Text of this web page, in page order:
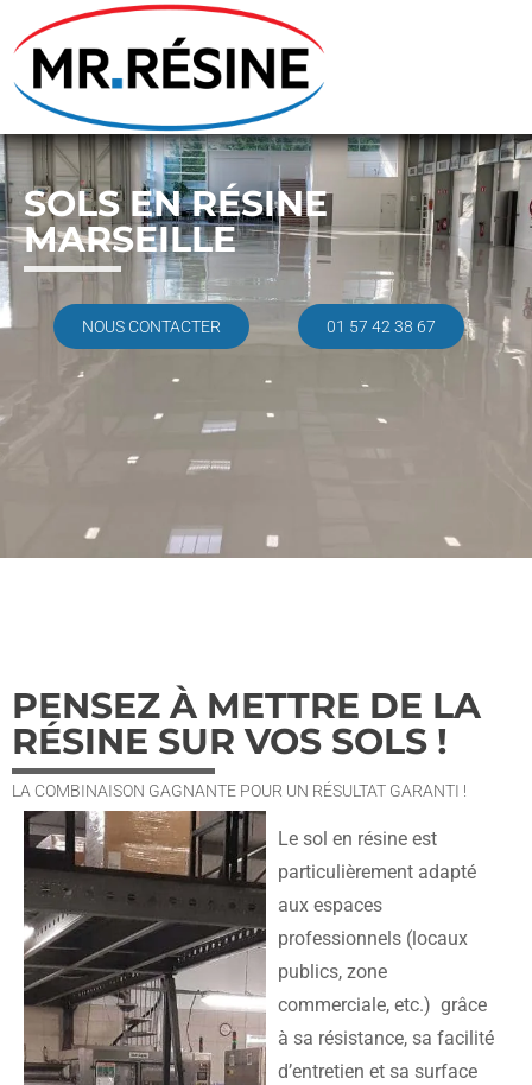
SOLS EN RÉSINE
MARSEILLE
NOUS CONTACTER 01 57 42 38 67
PENSEZ À METTRE DE LA
RÉSINE SUR VOS SOLS !
LA COMBINAISON GAGNANTE POUR UN RÉSULTAT GARANTI !
Le sol en résine est
particulièrement adapté
aux espaces
professionnels (locaux
publics, zone
commerciale, etc.) grâce
à sa résistance, sa facilité
d’entretien et sa surface